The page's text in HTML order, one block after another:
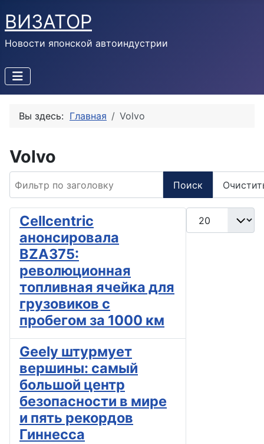
ВИЗАТОР
Новости японской автоиндустрии
Вы здесь: Главная Volvo
Volvo
Поиск
Кол-во строк:
Cellcentric
анонсировала
BZA375:
революционная
топливная ячейка для
грузовиков с
пробегом за 1000 км
Geely штурмует
вершины: самый
большой центр
безопасности в мире
и пять рекордов
Гиннесса